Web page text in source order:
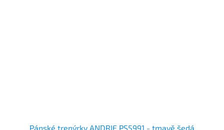
Pánské trenýrky ANDRIE PS5991 - tmavě šedá